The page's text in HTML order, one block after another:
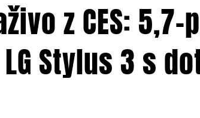
z CES:
Stylus 3 s